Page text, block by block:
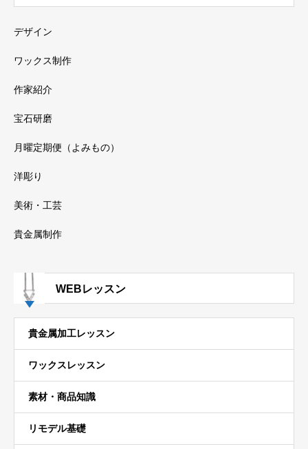
デザイン
ワックス制作
作家紹介
宝石研磨
月曜定期便（よみもの）
洋彫り
美術・工芸
貴金属制作
WEBレッスン
貴金属加工レッスン
ワックスレッスン
素材・商品知識
リモデル基礎